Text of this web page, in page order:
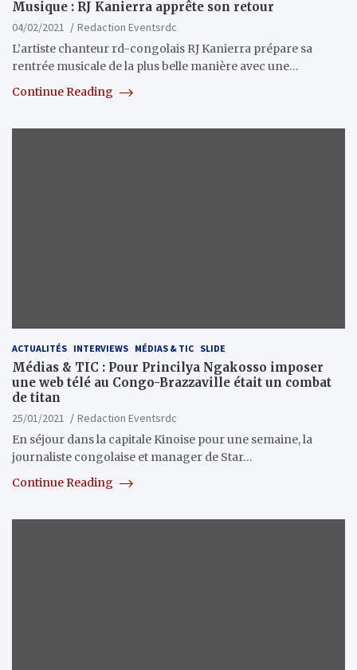
Musique : RJ Kanierra apprête son retour
04/02/2021
Redaction Eventsrdc
L’artiste chanteur rd-congolais RJ Kanierra prépare sa
rentrée musicale de la plus belle manière avec une…
Continue Reading
ACTUALITÉS INTERVIEWS MÉDIAS & TIC SLIDE
Médias & TIC : Pour Princilya Ngakosso imposer
une web télé au Congo-Brazzaville était un combat
de titan
25/01/2021
Redaction Eventsrdc
En séjour dans la capitale Kinoise pour une semaine, la
journaliste congolaise et manager de Star…
Continue Reading